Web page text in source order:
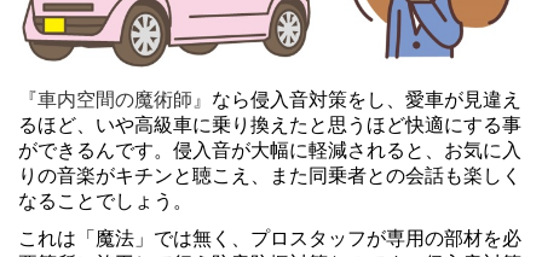
『車内空間の魔術師』 なら侵入音対策をし、愛車が見違え
るほど、いや高級車に乗り換えたと思うほど快適にする事
ができるんです。侵入音が大幅に軽減されると、お気に入
りの音楽がキチンと聴こえ、また同乗者との会話も楽しく
なることでしょう。
これは「魔法」では無く、プロスタッフが専用の部材を必